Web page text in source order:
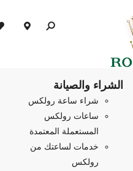
الشراء والصيانة
شراء ساعة رولكس
ساعات رولكس
المستعملة المعتمدة
خدمات لساعتك من
رولكس